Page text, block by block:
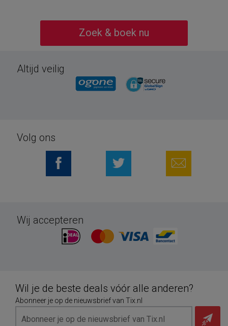
Zoek & boek nu
Altijd veilig
Volg ons
Wij accepteren
Wil je de beste deals vóór alle anderen?
Abonneer je op de nieuwsbrief van Tix.nl